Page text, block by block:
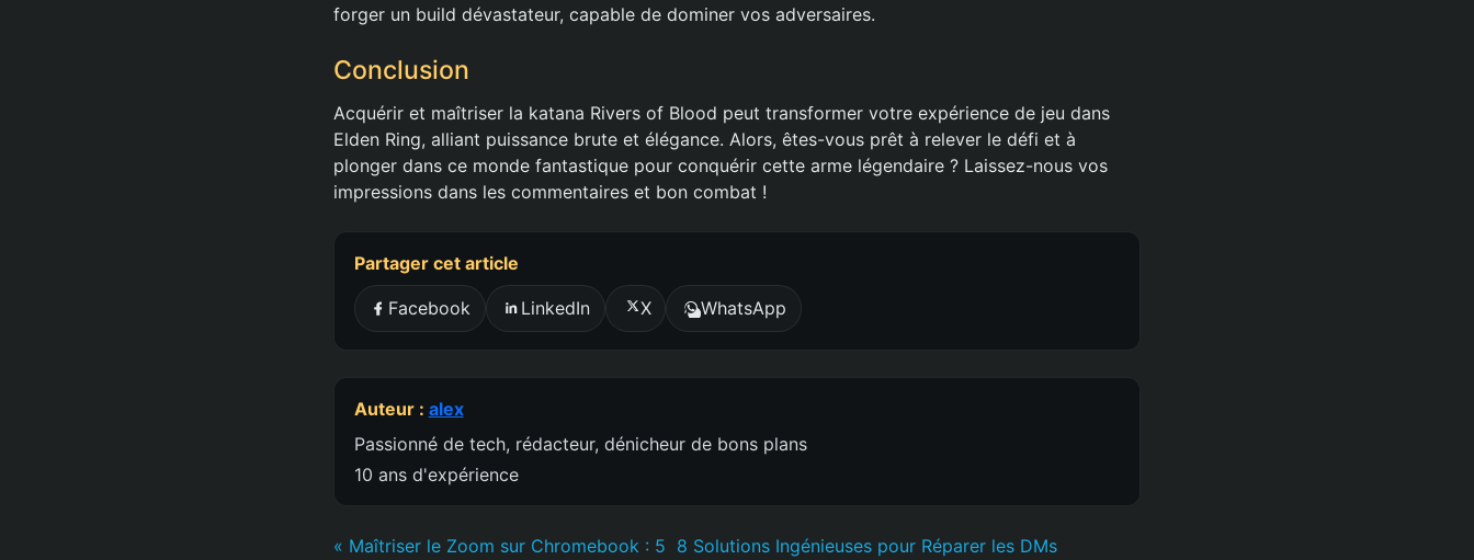
forger un build dévastateur, capable de dominer vos adversaires.
Conclusion
Acquérir et maîtriser la katana Rivers of Blood peut transformer votre expérience de jeu dans
Elden Ring, alliant puissance brute et élégance. Alors, êtes-vous prêt à relever le défi et à
plonger dans ce monde fantastique pour conquérir cette arme légendaire ? Laissez-nous vos
impressions dans les commentaires et bon combat !
Partager cet article
Facebook LinkedIn X WhatsApp
Auteur : alex
Passionné de tech, rédacteur, dénicheur de bons plans
10 ans d'expérience
« Maîtriser le Zoom sur Chromebook : 5 8 Solutions Ingénieuses pour Réparer les DMs